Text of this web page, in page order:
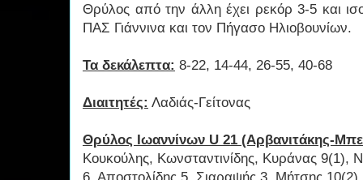
Θρύλος από την άλλη έχει ρεκόρ 3-5 και
ΠΑΣ Γιάννινα και τον Πήγασο Ηλιοβουνίων.
Τα δεκάλεπτα: 8-22, 14-44, 26-55, 40-68
Διαιτητές: Λαδιάς-Γείτονας
Θρύλος Ιωαννίνων U 21 (Αρβανιτάκης-
Κουκούλης, Κωνσταντινίδης, Κυράνας 9(1),